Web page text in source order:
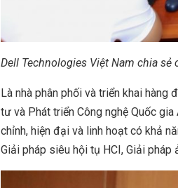
Dell Technologies Việt Nam chia
Là nhà phân phối và triển khai
tư và Phát triển Công nghệ Quốc
chỉnh, hiện đại và linh hoạt có khả
Giải pháp siêu hội tụ HCI, Giải pháp